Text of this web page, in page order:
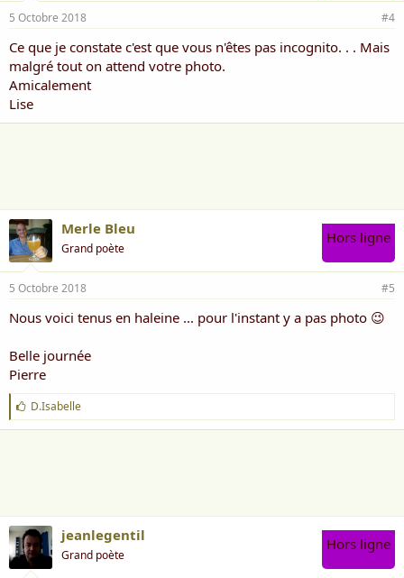
5 Octobre 2018 #4
Ce que je constate c'est que vous n'êtes pas incognito. . . Mais
malgré tout on attend votre photo.
Amicalement
Lise
Merle Bleu
Grand poète
Hors ligne
5 Octobre 2018 #5
Nous voici tenus en haleine ... pour l'instant y a pas photo 😉
Belle journée
Pierre
J
'
a
D.Isabelle
jeanlegentil
Grand poète
Hors ligne